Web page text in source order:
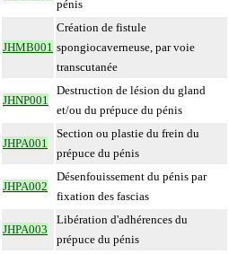
pénis
JHMB001
Création de fistule
spongiocaverneuse, par voie
transcutanée
JHNP001
Destruction de lésion du gland
et/ou du prépuce du pénis
JHPA001
Section ou plastie du frein du
prépuce du pénis
JHPA002
Désenfouissement du pénis par
fixation des fascias
JHPA003
Libération d'adhérences du
prépuce du pénis